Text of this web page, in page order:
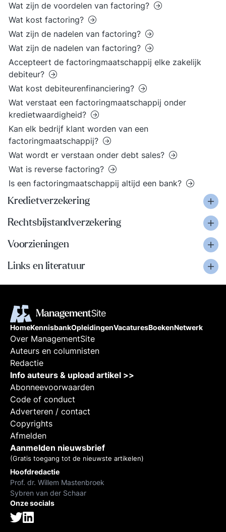
Wat zijn de voordelen van factoring?
Wat kost factoring?
Wat zijn de nadelen van factoring?
Wat zijn de nadelen van factoring?
Accepteert de factoringmaatschappij elke zakelijk
debiteur?
Wat kost debiteurenfinanciering?
Wat verstaat een factoringmaatschappij onder
kredietwaardigheid?
Kan elk bedrijf klant worden van een
factoringmaatschappij?
Wat wordt er verstaan onder debt sales?
Wat is reverse factoring?
Is een factoringmaatschappij altijd een bank?
Kredietverzekering
Rechtsbijstandverzekering
Voorzieningen
Links en literatuur
HomeKennisbankOpleidingenVacaturesBoekenNetwerk
Over ManagementSite
Auteurs en columnisten
Redactie
Info auteurs & upload artikel >>
Abonneevoorwaarden
Code of conduct
Adverteren / contact
Copyrights
Afmelden
Aanmelden nieuwsbrief
(Gratis toegang tot de nieuwste artikelen)
Hoofdredactie
Prof. dr. Willem Mastenbroek
Sybren van der Schaar
Onze socials